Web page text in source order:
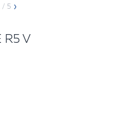
/ 5 ›
R5 V